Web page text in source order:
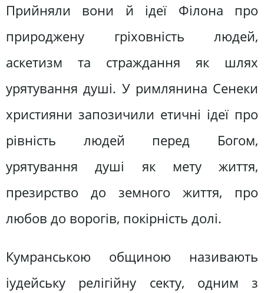
Прийняли вони й ідеї Філона про
природжену гріховність людей,
аскетизм та страждання як шлях
урятування душі. У римлянина Сенеки
християни запозичили етичні ідеї про
рівність людей перед Богом,
урятування душі як мету життя,
презирство до земного життя, про
любов до ворогів, покірність долі.
Кумранською общиною називають
іудейську релігійну секту, одним з